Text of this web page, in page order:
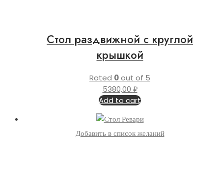
Стол раздвижной с круглой
крышкой
Rated 0out of 5
5380,00 ₽
Add to cart
Добавить в список желаний